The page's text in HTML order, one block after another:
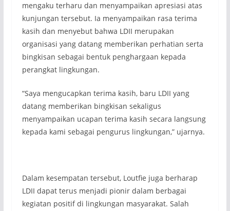
mengaku terharu dan menyampaikan apresiasi atas
kunjungan tersebut. Ia menyampaikan rasa terima
kasih dan menyebut bahwa LDII merupakan
organisasi yang datang memberikan perhatian serta
bingkisan sebagai bentuk penghargaan kepada
perangkat lingkungan.
“Saya mengucapkan terima kasih, baru LDII yang
datang memberikan bingkisan sekaligus
menyampaikan ucapan terima kasih secara langsung
kepada kami sebagai pengurus lingkungan,” ujarnya.
Dalam kesempatan tersebut, Loutfie juga berharap
LDII dapat terus menjadi pionir dalam berbagai
kegiatan positif di lingkungan masyarakat. Salah